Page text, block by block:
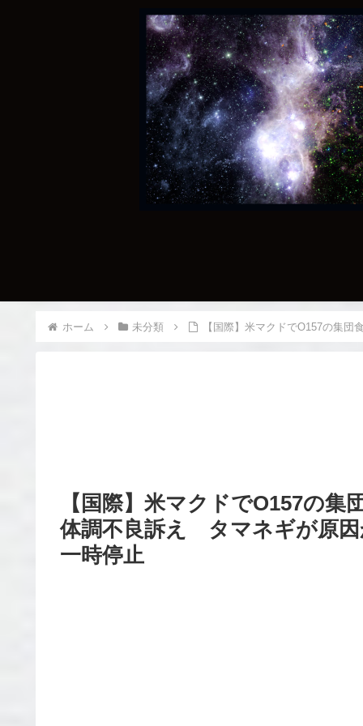
ホーム 未分類 【国際】米マクドでO157の集
【国際】米マクドでO157の
体調不良訴え タマネギが原
一時停止